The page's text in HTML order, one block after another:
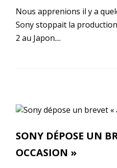
Nous apprenions il y a
Sony stoppait la
2 au Japon....
SONY DÉPOSE UN
OCCASION »